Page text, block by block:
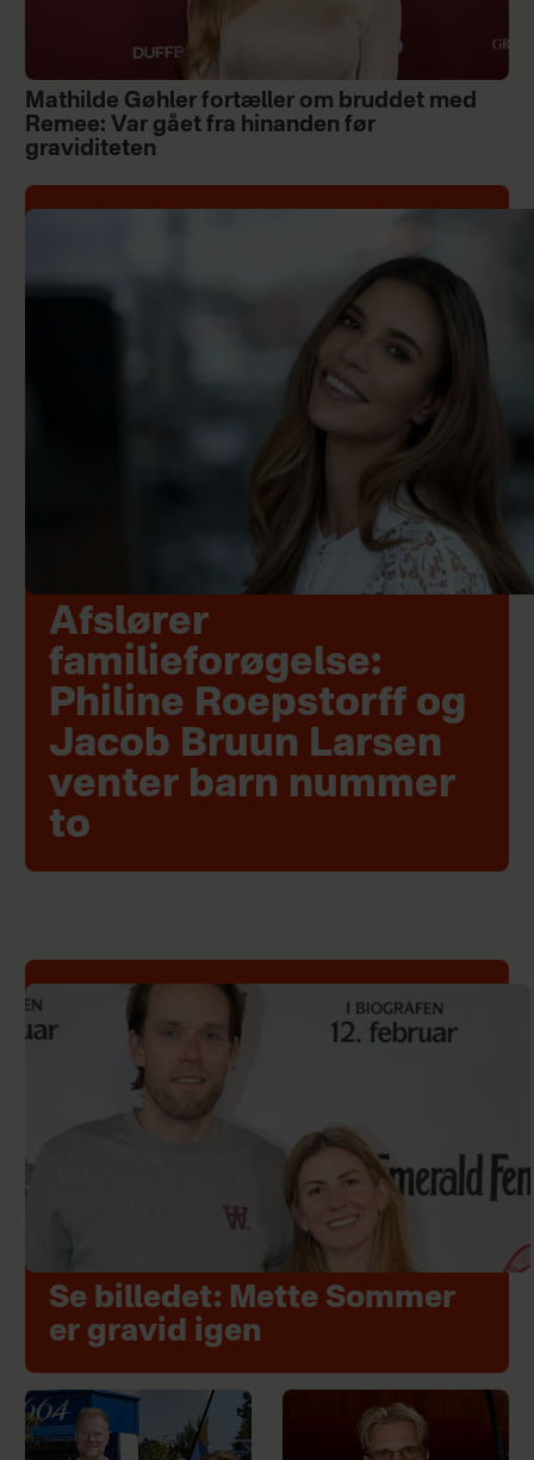
Mathilde Gøhler fortæller om bruddet med
Remee: Var gået fra hinanden før
graviditeten
Afslører
familieforøgelse:
Philine Roepstorff og
Jacob Bruun Larsen
venter barn nummer
to
Se billedet: Mette Sommer
er gravid igen